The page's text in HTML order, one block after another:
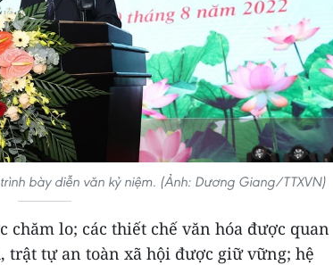
bày diễn văn kỷ niệm. (Ảnh: Dương Giang/TTXVN)
chăm lo; các thiết chế văn hóa được quan
trật tự an toàn xã hội được giữ vững; hệ